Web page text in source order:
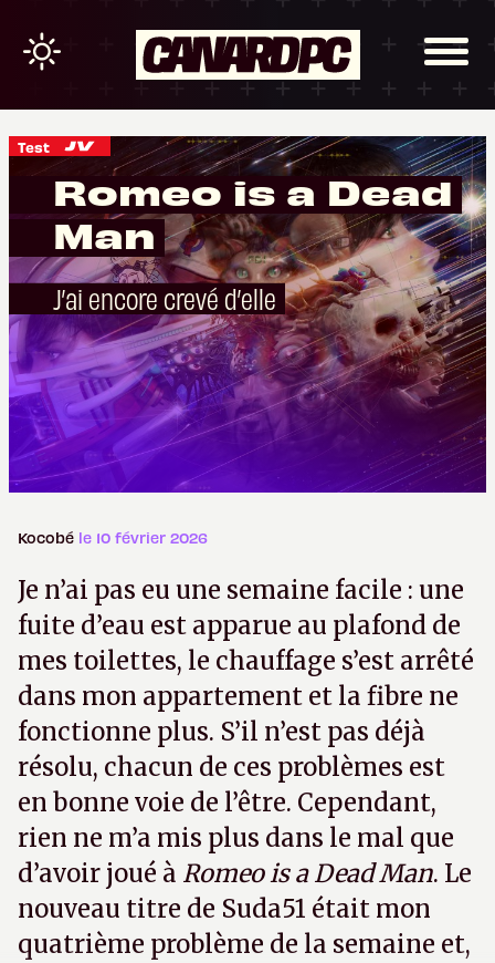
Test
Romeo is a Dead
Man
J’ai encore crevé d’elle
Kocobé le 10 février 2026
Je n’ai pas eu une semaine facile : une
fuite d’eau est apparue au plafond de
mes toilettes, le chauffage s’est arrêté
dans mon appartement et la fibre ne
fonctionne plus. S’il n’est pas déjà
résolu, chacun de ces problèmes est
en bonne voie de l’être. Cependant,
rien ne m’a mis plus dans le mal que
d’avoir joué à Romeo is a Dead Man. Le
nouveau titre de Suda51 était mon
quatrième problème de la semaine et,